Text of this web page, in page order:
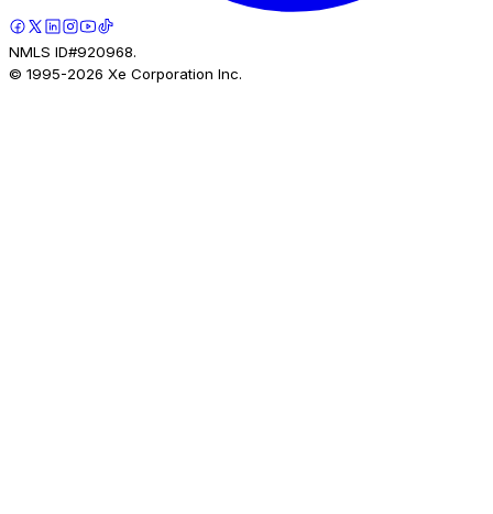
NMLS ID#920968.
© 1995-2026 Xe Corporation Inc.